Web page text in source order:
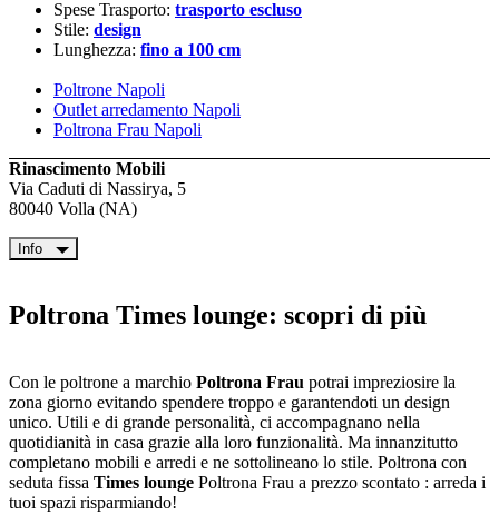
Spese Trasporto: trasporto escluso
Stile: design
Lunghezza: fino a 100 cm
Poltrone Napoli
Outlet arredamento Napoli
Poltrona Frau Napoli
Rinascimento Mobili
Via Caduti di Nassirya, 5
80040 Volla (NA)
Info
Poltrona Times lounge: scopri di più
Con le poltrone a marchio Poltrona Frau potrai impreziosire la
zona giorno evitando spendere troppo e garantendoti un design
unico. Utili e di grande personalità, ci accompagnano nella
quotidianità in casa grazie alla loro funzionalità. Ma innanzitutto
completano mobili e arredi e ne sottolineano lo stile. Poltrona con
seduta fissa Times lounge Poltrona Frau a prezzo scontato : arreda i
tuoi spazi risparmiando!